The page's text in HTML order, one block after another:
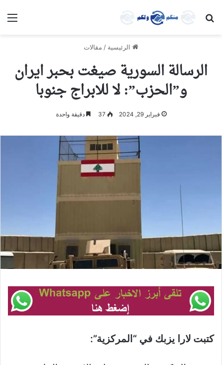
بحث عن
الرئيسية / مقالات
الرسالة السورية صيغت بحبر ايران
و”الحزب”: لا للابراج جنوبا
فبراير 29, 2024 37 دقيقة واحدة
كتبت لارا يزبك في “المركزية”: